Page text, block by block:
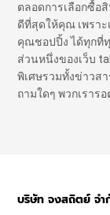
ตลอดการเลือกซื้อ
ดีที่สุดให้คุณ เพรา
คุณชอปปิ้ง ได้ทุกที่ทุ
ส่วนหนึ่งของเว็บ
พิเศษรวมทั้งข่าวส
ถามใดๆ พวกเราร
บริษัท จงสถิตย์ จำ